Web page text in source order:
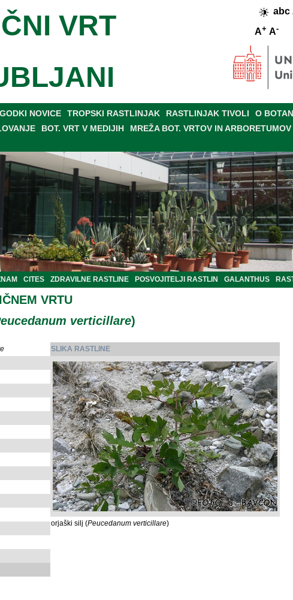
abc
A+ A-
VRT
NOVICE TROPSKI RASTLINJAK RASTLINJAK TIVOLI O
BOT. VRT V MEDIJIH MREŽA BOT. VRTOV IN ARBORETUMOV
CITES ZDRAVILNE RASTLINE POSVOJITELJI RASTLIN GALANTHUS
VRTU
verticillare)
SLIKA RASTLINE
orjaški silj (Peucedanum verticillare)